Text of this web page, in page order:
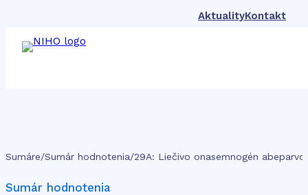
AktualityKontakt
Sumáre/Sumár hodnotenia/
Sumár hodnotenia